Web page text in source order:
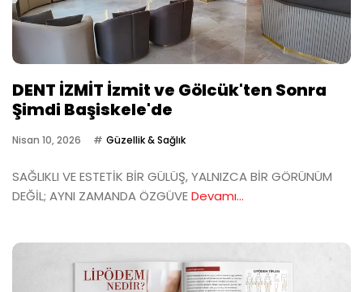
DENT İZMİT İzmit ve Gölcük'ten Sonra
Şimdi Başiskele'de
Nisan 10, 2026 Güzellik & Sağlık
SAĞLIKLI VE ESTETİK BİR GÜLÜŞ, YALNIZCA BİR GÖRÜNÜM
DEĞİL; AYNI ZAMANDA ÖZGÜVEDevamı...